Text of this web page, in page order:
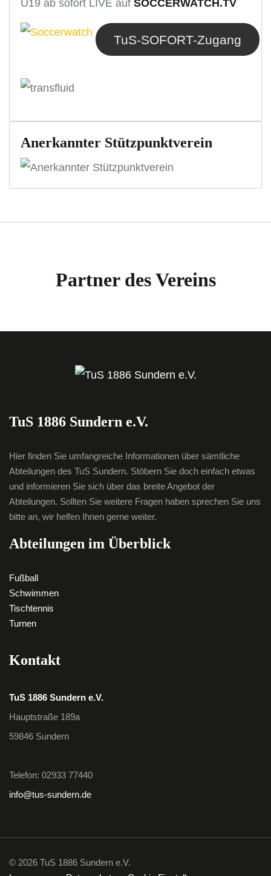
U19 ab sofort LIVE aufSOCCERWATCH.TV
TuS-SOFORT-Zugang
Anerkannter Stützpunktverein
Partner des Vereins
TuS 1886 Sundern e.V.
Hier finden Sie umfangreiche Informationen über sämtliche
Abteilungen des TuS Sundern. Stöbern Sie doch einfach etwas
und informieren Sie sich über das breite Angebot der
Abteilungen. Sollten Sie weitere Fragen haben sprechen Sie uns
bitte an, wir helfen Ihnen gerne weiter.
Abteilungen im Überblick
Fußball
Schwimmen
Tischtennis
Turnen
Kontakt
TuS 1886 Sundern e.V.
Hauptstraße 189a
59846 Sundern
Telefon: 02933 77440
info@tus-sundern.de
© 2026 TuS 1886 Sundern e.V.